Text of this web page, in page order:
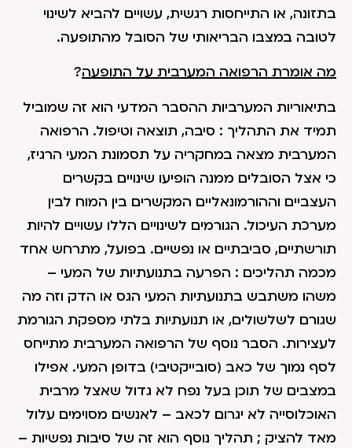
בתזונה, או התייחסות רגשית, עשויים להביא לשינוי
לטובה במצבו הבריאותי של הסובל מהתופעה.
מה אומרת הרפואה המערבית על התופעה?
בתיאוריות המערביות ההסבר המדעי הוא זה שמוביל
תמיד את התהליך : סיבה, תוצאה וטיפול. הרפואה
המערבית מצאה במחקריה על תסמונת המעי הרגיז,
כי אצל הסובלים ממנה הופיעו שינויים בקשרים
העצביים וההורמונאליים המקשרים בין המוח לבין
מערכת העיכול. הגורמים לשינויים הללו עשויים להיות
תורשתיים, סביבתיים או נפשיים. בפועל, מתרחש אחד
מכמה תהליכים : הפרעה בתנועתיות של המעי –
משהו משתבש בתנועתיות המעי הגס או הדק וזה מה
שגורם לשלשולים, או תנועתיות בלתי מספקת הגורמת
לעצירות. הסבר נוסף של הרפואה המערבית מתייחס
לסף נמוך של כאב (סובייקטיבי) בדופן המעי. אפילו
במצבים של תוכן בעל נפח לא גדול שאצל מרבית
האוכלוסייה לא יגרום לכאב – לאנשים מסוימים עלול
מאד להציק ; תהליך נוסף הוא זה של סיבות נפשיות –